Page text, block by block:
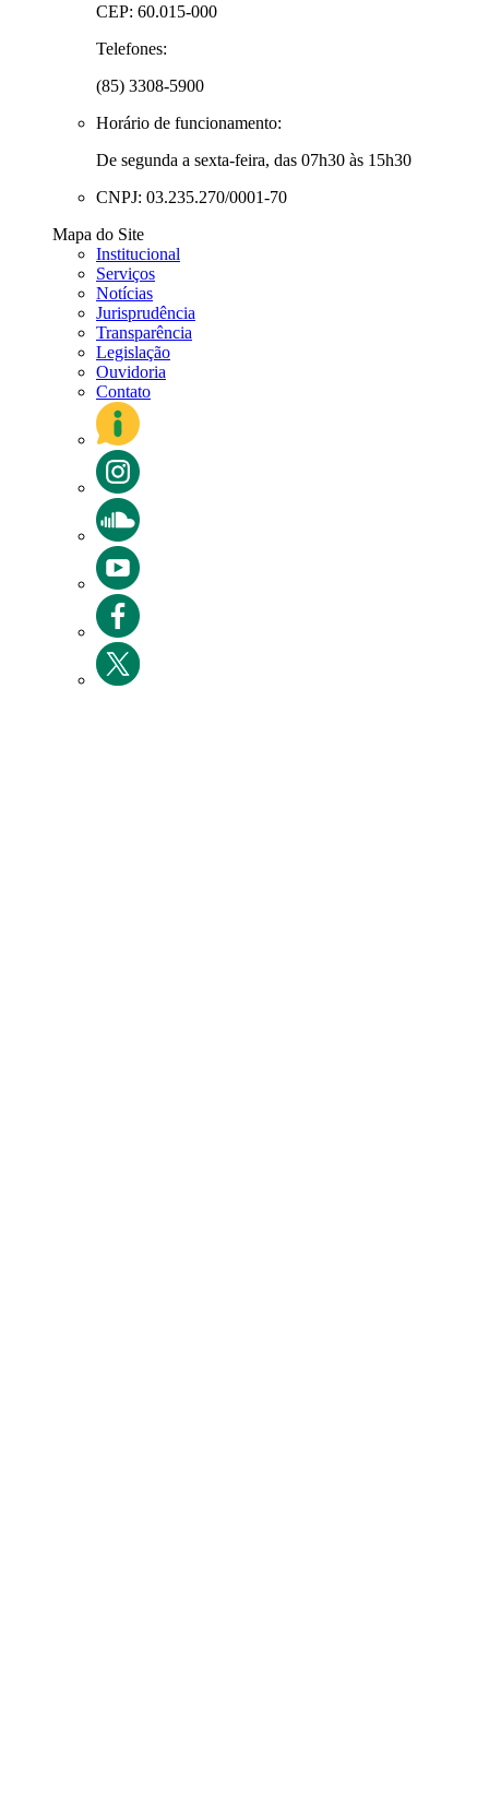
CEP: 60.015-000
Telefones:
(85) 3308-5900
Horário de funcionamento:
De segunda a sexta-feira, das 07h30 às 15h30
CNPJ: 03.235.270/0001-70
Mapa do Site
Institucional
Serviços
Notícias
Jurisprudência
Transparência
Legislação
Ouvidoria
Contato